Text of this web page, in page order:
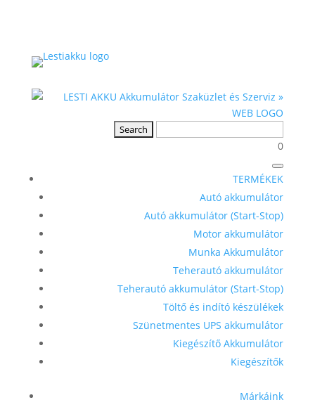
0
TERMÉKEK
Autó akkumulátor
Autó akkumulátor (Start-Stop)
Motor akkumulátor
Munka Akkumulátor
Teherautó akkumulátor
Teherautó akkumulátor (Start-Stop)
Töltő és indító készülékek
Szünetmentes UPS akkumulátor
Kiegészítő Akkumulátor
Kiegészítők
Márkáink